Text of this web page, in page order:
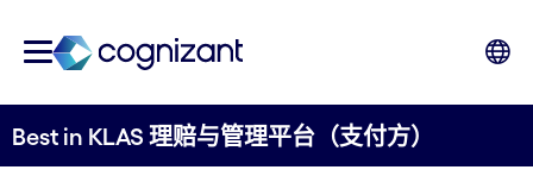
Best in KLAS 理赔与管理平台（支付方）